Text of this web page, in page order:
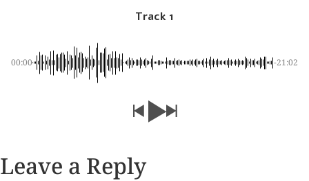
Track 1
00:00 -21:02
Leave a Reply